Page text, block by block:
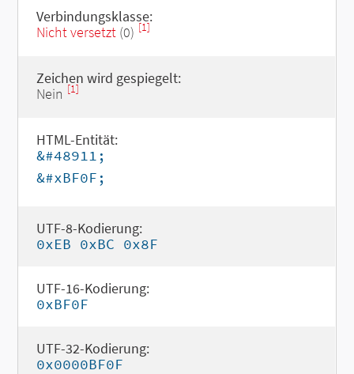
Verbindungsklasse:
Nicht versetzt(0) [1]
Zeichen wird gespiegelt:
Nein [1]
HTML-Entität:
&#48911;
&#xBF0F;
UTF-8-Kodierung:
0xEB 0xBC 0x8F
UTF-16-Kodierung:
0xBF0F
UTF-32-Kodierung:
0x0000BF0F